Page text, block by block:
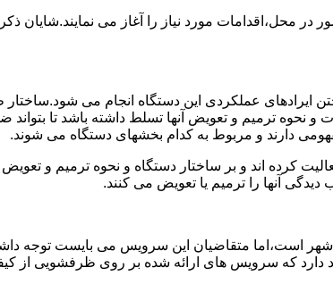
در محل،اقدامات مورد نیاز را آغاز می
عملکردی این دستگاه انجام می شود.ساختار
و نحوه ترمیم و تعویض آنها تسلط داشته باشد تا
دارند و مربوط به کدام بخشهای دستگاه می شوند.
کرده اند و بر ساختار دستگاه و نحوه ترمیم و
آنها را ترمیم یا تعویض می کنند.
است،اما متقاضیان این سرویس می بایست توجه
دارد که سرویس های ارائه شده بر روی ظرفشویی از